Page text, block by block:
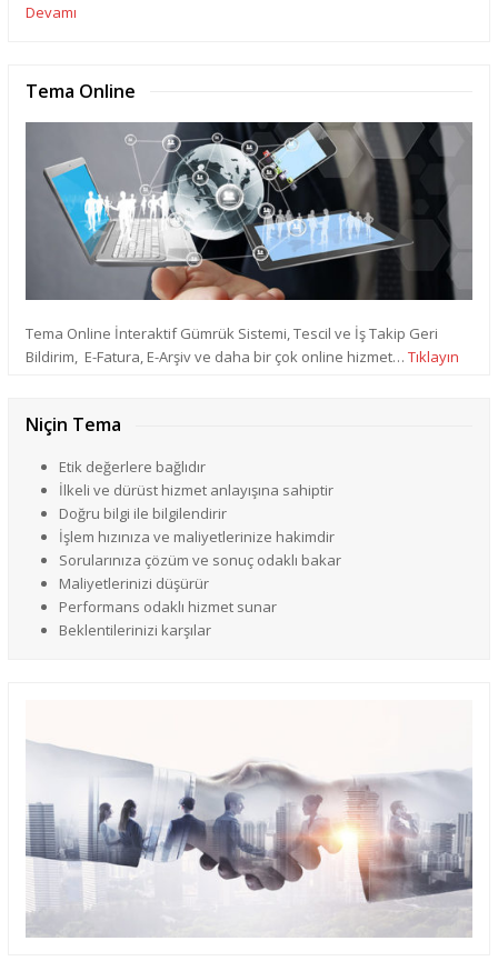
Devamı
Tema Online
Tema Online İnteraktif Gümrük Sistemi, Tescil ve İş Takip Geri
Bildirim, E-Fatura, E-Arşiv ve daha bir çok online hizmet…Tıklayın
Niçin Tema
Etik değerlere bağlıdır
İlkeli ve dürüst hizmet anlayışına sahiptir
Doğru bilgi ile bilgilendirir
İşlem hızınıza ve maliyetlerinize hakimdir
Sorularınıza çözüm ve sonuç odaklı bakar
Maliyetlerinizi düşürür
Performans odaklı hizmet sunar
Beklentilerinizi karşılar